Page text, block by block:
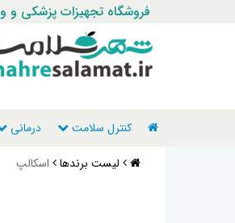
فروشگاه تجهیزات پزشکی و
کنترل سلامت درمانی
لیست برندها
اسکالپ